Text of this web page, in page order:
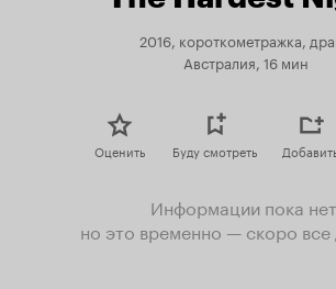
2016, короткометражка,
Австралия, 16 мин
Оценить Буду смотреть
Информации пока
но это временно — скоро